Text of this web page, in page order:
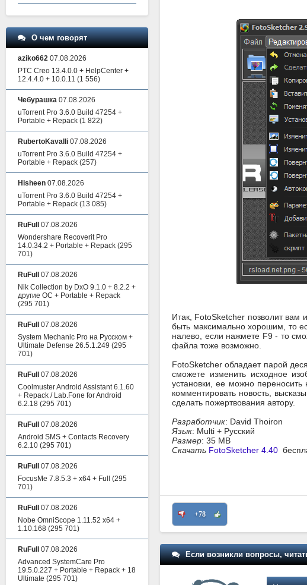
Итак, FotoSketcher позволит вам
быть максимально хорошим, то
налево, если нажмете F9 - то
файла тоже возможно.
FotoSketcher обладает парой
сможете изменить исходное
установки, ее можно
комментировать новость,
сделать пожертвования автору.
Разработчик: David Thoiron
Язык: Multi + Русский
Размер: 35 MB
Скачать FotoSketcher 4.40
+78
Если возникли вопросы,
О чем говорят
aziko662 07.08.2026
PTC Creo 13.4.0.0 + HelpCenter +
12.4.4.0 + 10.0.11 (1 556)
Чебурашка 07.08.2026
uTorrent Pro 3.6.0 Build 47254 +
Portable + Repack (1 822)
RubertoKavalli 07.08.2026
uTorrent Pro 3.6.0 Build 47254 +
Portable + Repack (257)
Hisheen 07.08.2026
uTorrent Pro 3.6.0 Build 47254 +
Portable + Repack (13 085)
RuFull
07.08.2026
Wondershare Recoverit Pro
14.0.34.2 + Portable + Repack (295
701)
RuFull
07.08.2026
Nik Collection by DxO 9.1.0 + 8.2.2 +
другие ОС + Portable + Repack
(295 701)
RuFull
07.08.2026
System Mechanic Pro на Русском +
Ultimate Defense 26.5.1.249 (295
701)
RuFull
07.08.2026
Coolmuster Android Assistant 6.1.60
+ Repack / Lab.Fone for Android
6.2.18 (295 701)
RuFull
07.08.2026
Android SMS + Contacts Recovery
6.2.10 (295 701)
RuFull
07.08.2026
FocusMe 7.8.5.3 + x64 + Full
(295
701)
RuFull
07.08.2026
Nobe OmniScope 1.11.52 x64 +
1.10.168 (295 701)
RuFull
07.08.2026
Advanced SystemCare Pro
19.5.0.227 + Portable + Repack + 18
Ultimate (295 701)